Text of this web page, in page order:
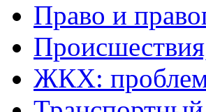
Право и
ЖКХ: